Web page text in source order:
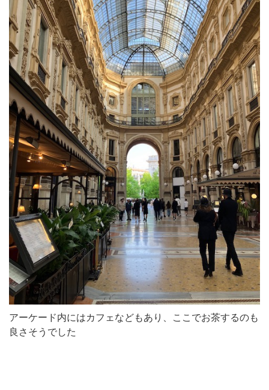
アーケード内にはカフェなどもあり、ここでお茶するのも
良さそうでした